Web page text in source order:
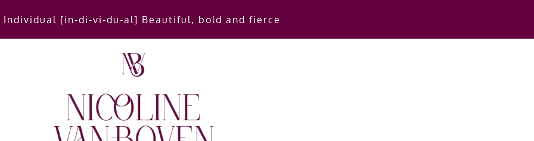
Individual [in-di-vi-du-al] Beautiful, bold and fierce